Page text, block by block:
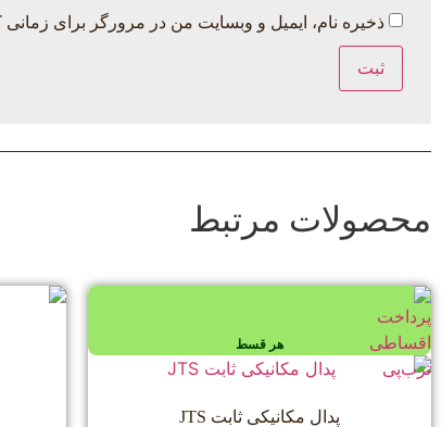
ذخیره نام، ایمیل و وبسایت من در مرورگر برای
محصولات مرتبط
هر قسط
پدال مکانیکی ثابت JTS